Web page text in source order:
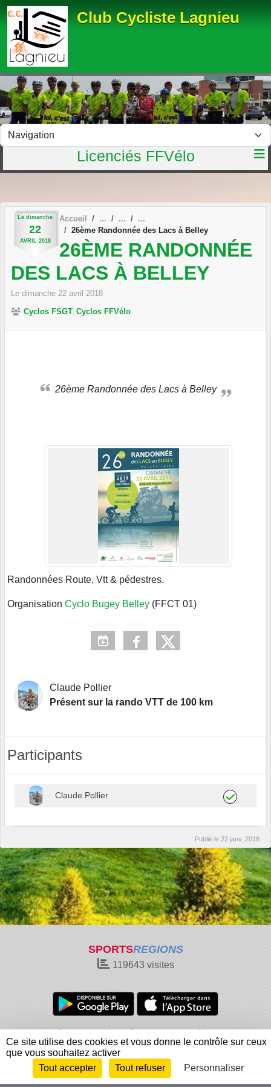
Club Cycliste Lagnieu
Licenciés FFVélo
Le dimanche
22
AVRIL 2018
Accueil
26ème Randonnée des Lacs à Belley
26ÈME RANDONNÉE
DES LACS À BELLEY
Le dimanche 22 avril 2018
Cyclos FSGT Cyclos FFVélo
26ème Randonnée des Lacs à Belley
Randonnées Route, Vtt & pédestres.
Organisation Cyclo Bugey Belley (FFCT 01)
Claude Pollier
Présent sur la rando VTT de 100 km
Participants
Claude Pollier
Publié le 22 janv. 2018
SPORTSREGIONS
119643 visites
Charte cookies
Gestion des cookies
Informations légales
Signaler un contenu inapproprié
Envie de participer ? Connexion
Panneau de gestion des cookies
Ce site utilise des cookies et vous donne le contrôle sur ceux
que vous souhaitez activer
Tout accepter
Tout refuser Personnaliser